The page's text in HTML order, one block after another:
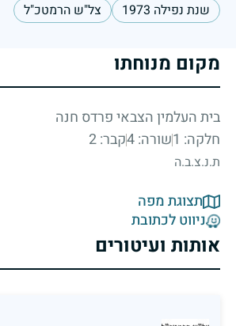
שנת נפילה 1973 צל"ש הרמטכ"ל
מקום מנוחתו
בית העלמין הצבאי פרדס חנה
חלקה: 1
שורה: 4 קבר: 2
ת.נ.צ.ב.ה
תצוגת מפה
ניווט לכתובת
אותות ועיטורים